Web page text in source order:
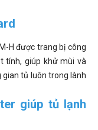
H được trang bị công
tính, giúp khử mùi và
tủ luôn trong lành
giúp tủ lạnh